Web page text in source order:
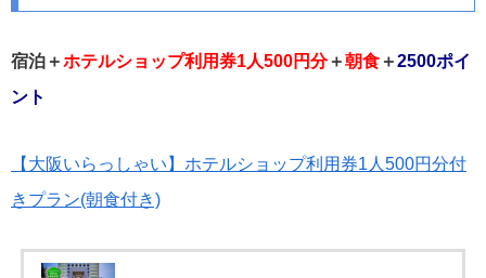
宿泊＋ホテルショップ利用券1人500円分＋朝食 ＋2500ポイ
ント
【大阪いらっしゃい】ホテルショップ利用券1人500円分付
きプラン(朝食付き)